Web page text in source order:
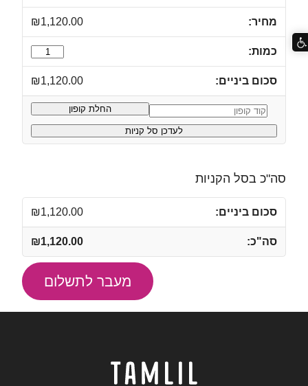
₪1,120.00
כמות
של
מקלדת
גיימינג
מכנית
RAZER
₪1,120.00
קופון: החלת קופון
לעדכן סל קניות
סה"כ בסל הקניות
₪1,120.00
₪1,120.00
מעבר לתשלום